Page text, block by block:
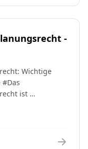
-
Wichtige
ist …